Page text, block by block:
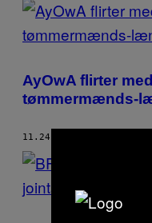
AyOwA flirter
tømmermænds-
11.24.17